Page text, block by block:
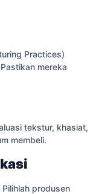
Practices)
mereka
tekstur, khasiat,
membeli.
produsen